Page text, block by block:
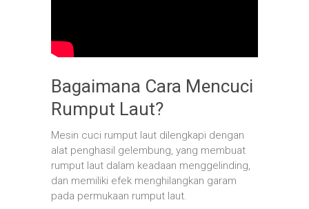
Bagaimana Cara Mencuci
Rumput Laut?
Mesin cuci rumput laut dilengkapi dengan
alat penghasil gelembung, yang membuat
rumput laut dalam keadaan menggelinding,
dan memiliki efek menghilangkan garam
pada permukaan rumput laut.